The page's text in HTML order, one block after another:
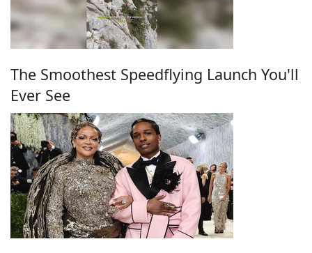
The Smoothest Speedflying Launch You'll
Ever See